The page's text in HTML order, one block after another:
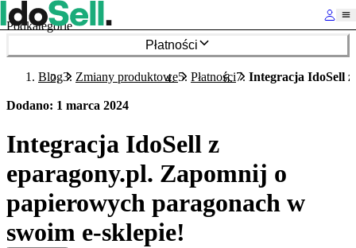
Podkategorie
Płatności
Blog Zmiany produktowe Płatności Integracja IdoSell
Dodano: 1 marca 2024
Integracja IdoSell z
eparagony.pl. Zapomnij o
papierowych paragonach w
swoim e-sklepie!